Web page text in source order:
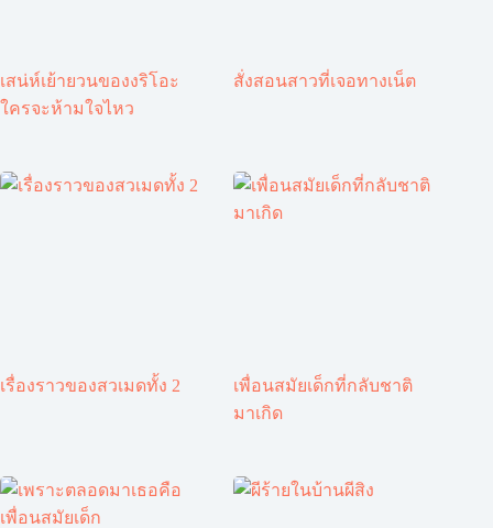
เสน่ห์เย้ายวนของงริโอะ
ใครจะห้ามใจไหว
สั่งสอนสาวที่เจอทางเน็ต
เรื่องราวของสวเมดทั้ง 2
เพื่อนสมัยเด็กที่กลับชาติ
มาเกิด